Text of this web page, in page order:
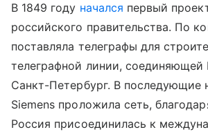
В 1849 году начался первый
российского правительства. По
поставляла телеграфы для
телеграфной линии, соединяющей
Санкт-Петербург. В последующие
Siemens проложила сеть,
Россия присоединилась к